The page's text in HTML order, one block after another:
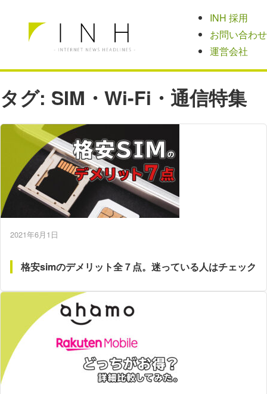
INH 採用
お問い合わせ
運営会社
タグ: SIM・Wi-Fi・通信特集
2021年6月1日
格安simのデメリット全７点。迷っている人はチェック